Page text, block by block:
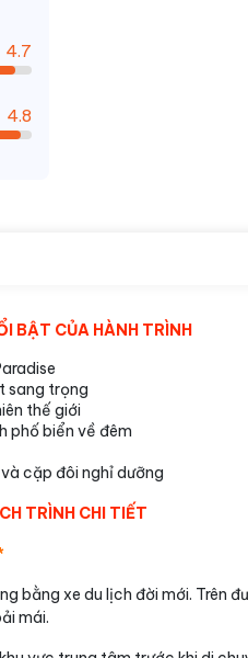
4.7
4.8
BẬT CỦA HÀNH TRÌNH
sang trọng
thế giới
phố biển về đêm
cặp đôi nghỉ dưỡng
TRÌNH CHI TIẾT
bằng xe du lịch đời mới. Trên
mái.